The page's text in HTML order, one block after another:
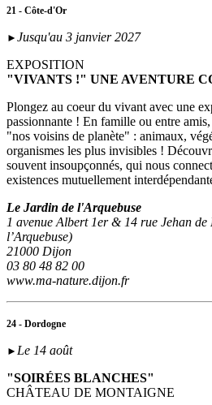
21 - Côte-d'Or
► Jusqu'au 3 janvier 2027
EXPOSITION
"VIVANTS !" UNE AVENTURE
Plongez au coeur du vivant avec une
passionnante ! En famille ou entre
"nos voisins de planète" : animaux,
organismes les plus invisibles !
souvent insoupçonnés, qui nous
existences mutuellement
Le Jardin de l'Arquebuse
1 avenue Albert 1er & 14 rue Jehan
l’Arquebuse)
21000 Dijon
03 80 48 82 00
www.ma-nature.dijon.fr
24 - Dordogne
► Le 14 août
"SOIRÉES BLANCHES"
CHÂTEAU DE MONTAIGNE